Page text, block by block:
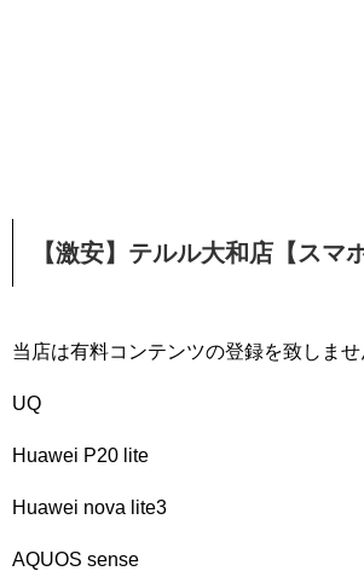
【激安】テルル大和店【スマホ
当店は有料コンテンツの登録を致しませ
UQ
Huawei P20 lite
Huawei nova lite3
AQUOS sense